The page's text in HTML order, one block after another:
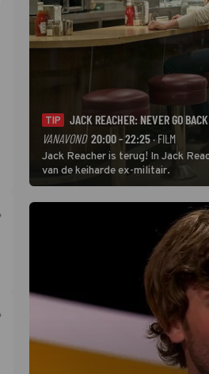
TIP
JACK REACHER: NEVER GO BACK
VANAVOND 20:00 - 22:25· FILM
Jack Reacher is terug! In Jack
van de keiharde ex-militair.